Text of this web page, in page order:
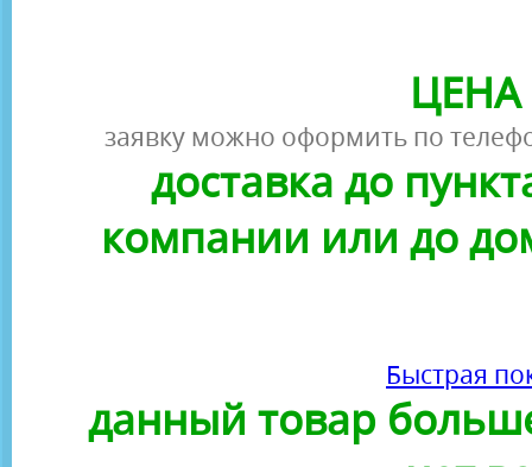
ЦЕНА
заявку можно оформить по
доставка до
компании или до
Быстрая
данный товар